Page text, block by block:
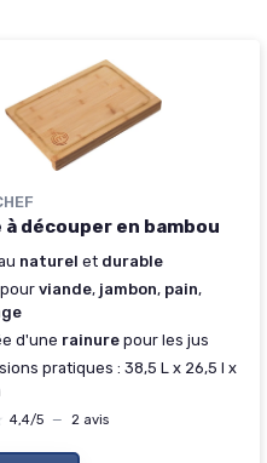
à découper en bambou
naturel et durable
viande, jambon, pain,
d'une rainure pour les jus
pratiques : 38,5 L x 26,5 l x
4,4/5 — 2 avis